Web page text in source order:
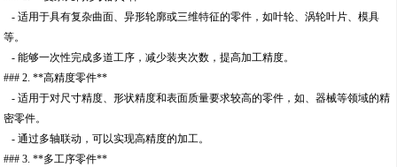
- 适用于具有复杂曲面、异形轮廓或三维特征的零件，如叶轮、涡轮叶片、模具
等。
- 能够一次性完成多道工序，减少装夹次数，提高加工精度。
### 2. **高精度零件**
- 适用于对尺寸精度、形状精度和表面质量要求较高的零件，如、器械等领域的精
密零件。
- 通过多轴联动，可以实现高精度的加工。
### 3. **多工序零件**